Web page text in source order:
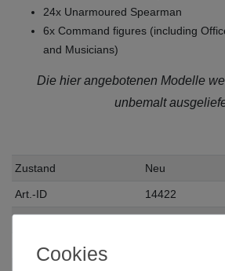
24x Unarmoured Spearman
6x Command figures (including
and Musicians)
Die hier angebotenen Modelle
unbemalt
Zustand Neu
Art.-ID 14422
Hersteller
Cookies